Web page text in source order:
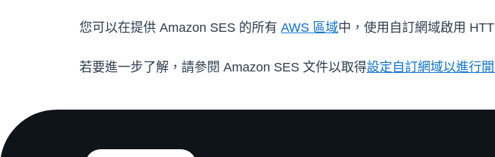
您可以在提供 Amazon SES 的所有 AWS 區域中，使用自訂網域啟用
若要進一步了解，請參閱 Amazon SES 文件以取得設定自訂網域以進行